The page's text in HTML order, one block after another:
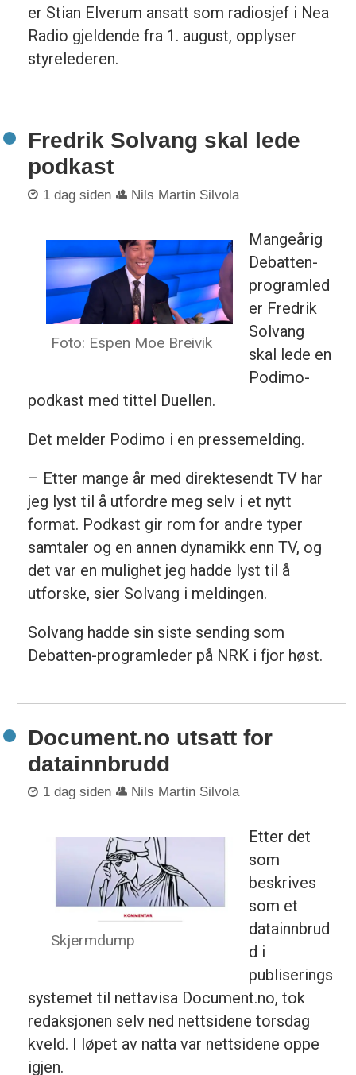
er Stian Elverum ansatt som radiosjef i Nea
Radio gjeldende fra 1. august, opplyser
styrelederen.
Fredrik Solvang skal lede
podkast
1 dag siden Nils Martin Silvola
Foto: Espen Moe Breivik
Mangeårig
Debatten-
programled
er Fredrik
Solvang
skal lede en
Podimo-
podkast med tittel Duellen.
Det melder Podimo i en pressemelding.
– Etter mange år med direktesendt TV har
jeg lyst til å utfordre meg selv i et nytt
format. Podkast gir rom for andre typer
samtaler og en annen dynamikk enn TV, og
det var en mulighet jeg hadde lyst til å
utforske, sier Solvang i meldingen.
Solvang hadde sin siste sending som
Debatten-programleder på NRK i fjor høst.
Document.no utsatt for
datainnbrudd
1 dag siden Nils Martin Silvola
Skjermdump
Etter det
som
beskrives
som et
datainnbrud
d i
publiserings
systemet til nettavisa Document.no, tok
redaksjonen selv ned nettsidene torsdag
kveld. I løpet av natta var nettsidene oppe
igjen.